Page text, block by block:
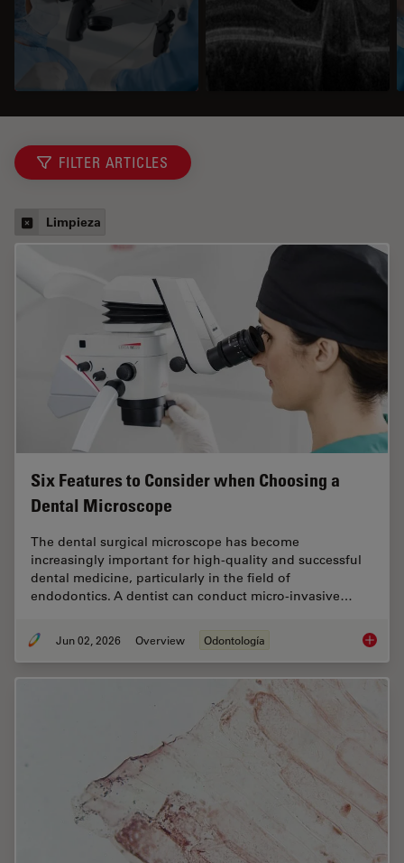
FILTER ARTICLES
Limpieza
Six Features to Consider when Choosing a
Dental Microscope
The dental surgical microscope has become
increasingly important for high-quality and successful
dental medicine, particularly in the field of
endodontics. A dentist can conduct micro-invasive…
Jun 02, 2026 Overview Odontología Six